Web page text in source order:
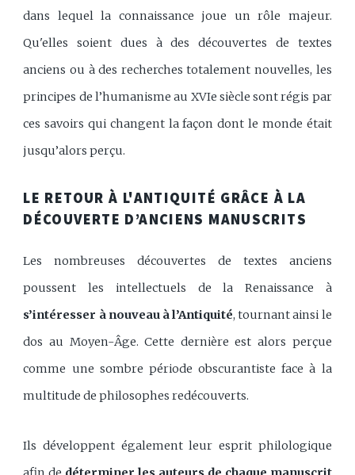
dans lequel la connaissance joue un rôle majeur.
Qu'elles soient dues à des découvertes de textes
anciens ou à des recherches totalement nouvelles, les
principes de l’humanisme au XVIe siècle sont régis par
ces savoirs qui changent la façon dont le monde était
jusqu’alors perçu.
LE RETOUR À L'ANTIQUITÉ GRÂCE À LA
DÉCOUVERTE D’ANCIENS MANUSCRITS
Les nombreuses découvertes de textes anciens
poussent les intellectuels de la Renaissance à
s’intéresser à nouveau à l’Antiquité, tournant ainsi le
dos au Moyen-Âge. Cette dernière est alors perçue
comme une sombre période obscurantiste face à la
multitude de philosophes redécouverts.
Ils développent également leur esprit philologique